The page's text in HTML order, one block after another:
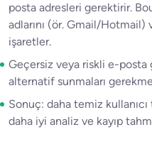
posta adresleri gerektirir.
adlarını (ör. Gmail/Hotmail)
işaretler.
Geçersiz veya riskli e-posta
alternatif sunmaları
Sonuç: daha temiz
daha iyi analiz ve kayıp